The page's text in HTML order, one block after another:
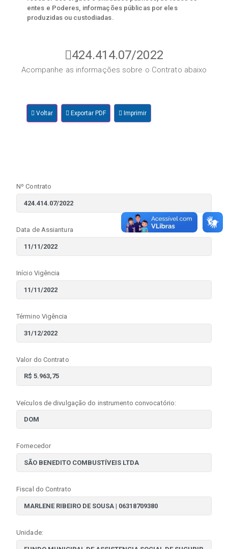
entes e Poderes, informações públicas por eles
produzidas ou custodiadas.
424.414.07/2022
Acompanhe as informações sobre o Contrato abaixo
Voltar Exportar PDF Imprimir
Nº Contrato
Data de Assiantura
Início Vigência
Término Vigência
Valor do Contrato
Veículos de divulgação do instrumento convocatório:
Fornecedor
Fiscal do Contrato
Unidade: